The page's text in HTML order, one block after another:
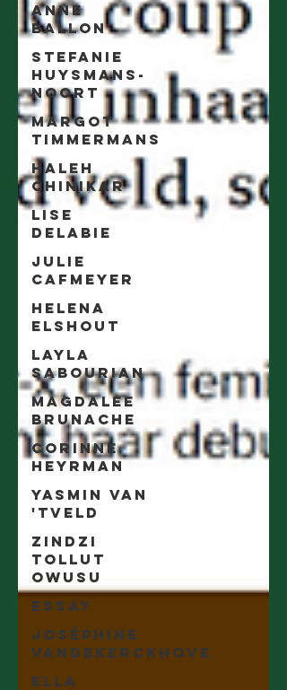
Anne
Ballon
Stefanie
Huysmans-
Noort
Margot
Timmermans
Haleh
Chinikar
Lise
Delabie
Julie
Cafmeyer
Helena
Elshout
Layla
Sabourian
Magdalee
Brunache
Corinne
Heyrman
Yasmin Van
'tveld
Zindzi
Tollut
Owusu
essay
Joséphine
Vandekerckhove
Ella